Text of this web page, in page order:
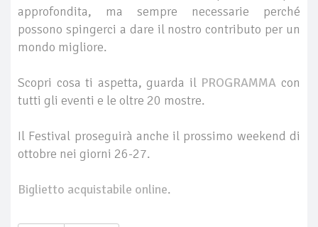
approfondita, ma sempre necessarie perché
possono spingerci a dare il nostro contributo per un
mondo migliore.
Scopri cosa ti aspetta, guarda il PROGRAMMA con
tutti gli eventi e le oltre 20 mostre.
Il Festival proseguirà anche il prossimo weekend di
ottobre nei giorni 26-27.
Biglietto acquistabile online.